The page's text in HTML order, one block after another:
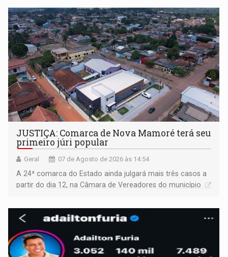
JUSTIÇA: Comarca de Nova Mamoré terá seu
primeiro júri popular
Geral 07 de Agosto de 2026 às 14:54
A 24ª comarca do Estado ainda julgará mais três casos a
partir do dia 12, na Câmara de Vereadores do município